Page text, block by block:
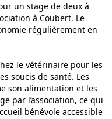
un stage de deux à
à Coubert. Le
régulièrement en
le vétérinaire pour les
soucis de santé. Les
son alimentation et les
par l’association, ce qui
bénévole accessible